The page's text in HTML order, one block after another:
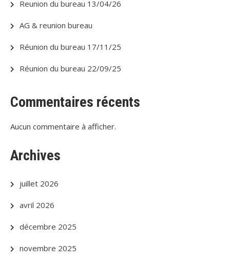
Reunion du bureau 13/04/26
AG & reunion bureau
Réunion du bureau 17/11/25
Réunion du bureau 22/09/25
Commentaires récents
Aucun commentaire à afficher.
Archives
juillet 2026
avril 2026
décembre 2025
novembre 2025